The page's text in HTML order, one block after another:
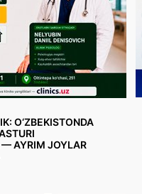
O‘ZBEKISTONDA
AYRIM JOYLAR